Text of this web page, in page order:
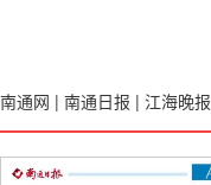
南通网 | 南通日报 | 江海晚报